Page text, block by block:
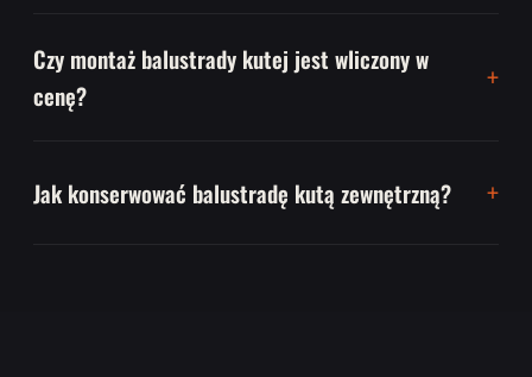
Czy montaż balustrady kutej jest wliczony w
cenę?
Jak konserwować balustradę kutą zewnętrzną?